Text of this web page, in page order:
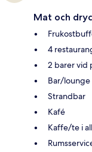
Mat och
4
2 barer vid
Bar/lounge
Strandbar
Kafé
Kaffe/te i